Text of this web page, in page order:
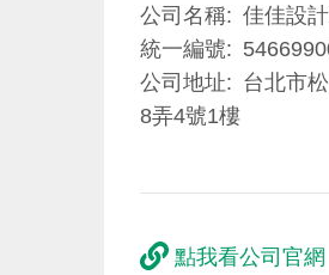
公司名稱
佳佳設
統一編號
公司地址
台北市
8弄4號1樓
點我看公司官網